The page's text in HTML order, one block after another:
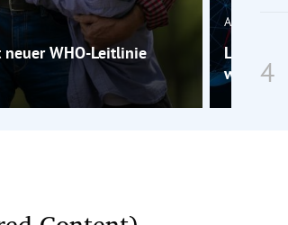
neuer WHO-Leitlinie
Analyse
wird